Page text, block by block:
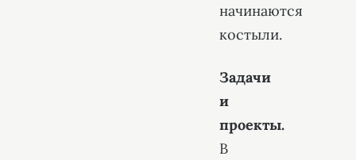
начинаются
костыли.
Задачи
и
проекты.
В